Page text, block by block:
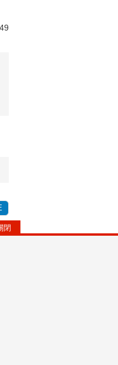
閉